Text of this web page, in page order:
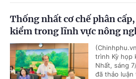
Thống nhất cơ chế phân
kiểm trong lĩnh vực nông
trình Kỳ họp
Nhất, sáng
đã thảo